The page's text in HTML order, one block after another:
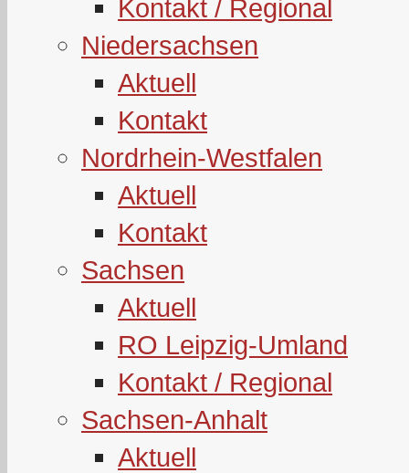
Kontakt / Regional
Niedersachsen
Aktuell
Kontakt
Nordrhein-Westfalen
Aktuell
Kontakt
Sachsen
Aktuell
RO Leipzig-Umland
Kontakt / Regional
Sachsen-Anhalt
Aktuell